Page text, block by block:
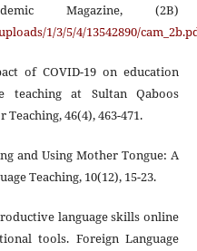
Magazine, (2B)
1/3/5/4/13542890/
of COVID-19 on education
teaching at Sultan Qaboos
46(4), 463-471.
and Using Mother Tongue: A
Teaching, 10(12), 15-23.
language skills online
tools. Foreign Language